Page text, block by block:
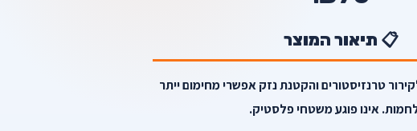
📋 תיאור המוצר
טרנזיסטורים והקטנת נזק אפשרי מחימום ייתר
אינו פוגע משטחי פלסטיק.